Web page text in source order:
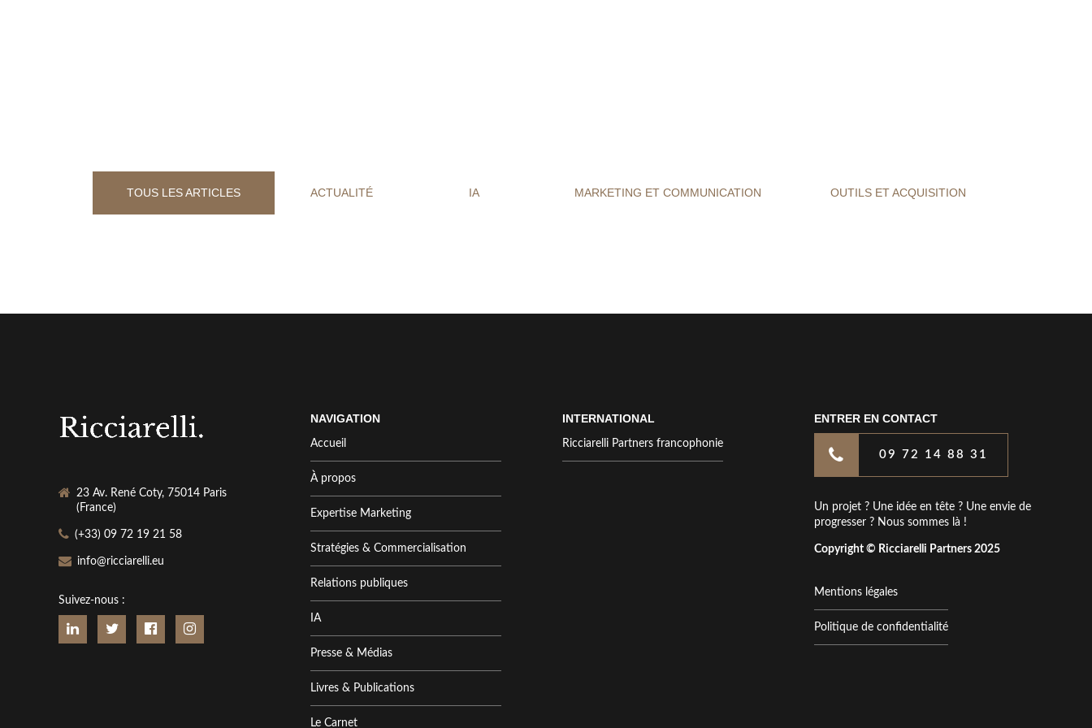
TOUS LES ARTICLES ACTUALITÉ IA MARKETING ET COMMUNICATION OUTILS ET ACQUISITION
23 Av. René Coty, 75014 Paris
(France)
(+33) 09 72 19 21 58
info@ricciarelli.eu
Suivez-nous :
NAVIGATION
Accueil
À propos
Expertise Marketing
Stratégies & Commercialisation
Relations publiques
IA
Presse & Médias
Livres & Publications
Le Carnet
INTERNATIONAL
Ricciarelli Partners francophonie
ENTRER EN CONTACT
09 72 14 88 31
Un projet ? Une idée en tête ? Une envie de
progresser ? Nous sommes là !
Copyright © Ricciarelli Partners 2025
Mentions légales
Politique de confidentialité